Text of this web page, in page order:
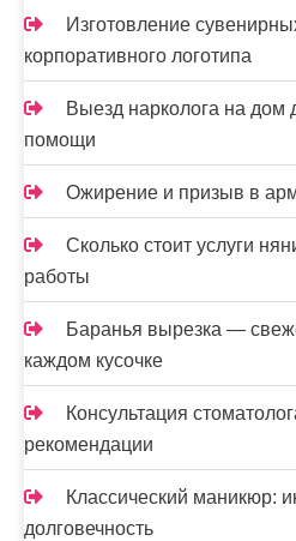
Изготовление
корпоративного логотипа
Выезд нарколога на дом
помощи
Ожирение и призыв в
Сколько стоит услуги
работы
Баранья вырезка —
каждом кусочке
Консультация
рекомендации
Классический маникюр:
долговечность